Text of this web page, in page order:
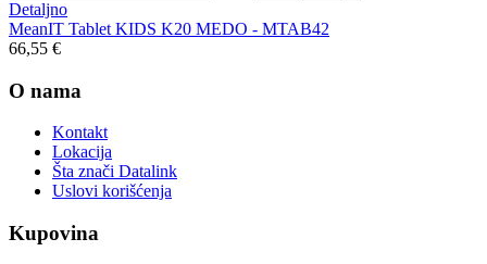
Detaljno
MeanIT Tablet KIDS K20 MEDO - MTAB42
66,55 €
O nama
Kontakt
Lokacija
Šta znači Datalink
Uslovi korišćenja
Kupovina